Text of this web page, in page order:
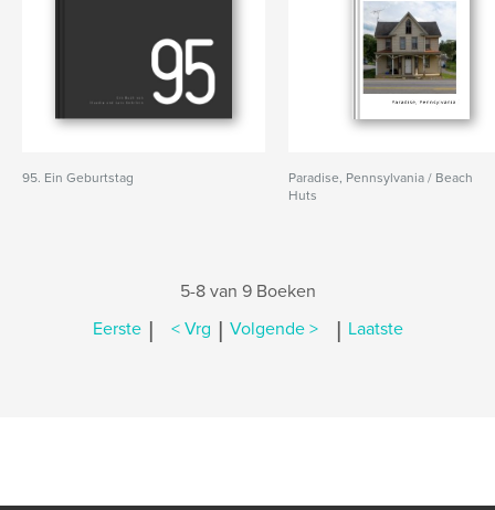
95. Ein Geburtstag
Paradise, Pennsylvania / Beach
Huts
5-8 van 9 Boeken
Eerste | < Vrg | Volgende > | Laatste